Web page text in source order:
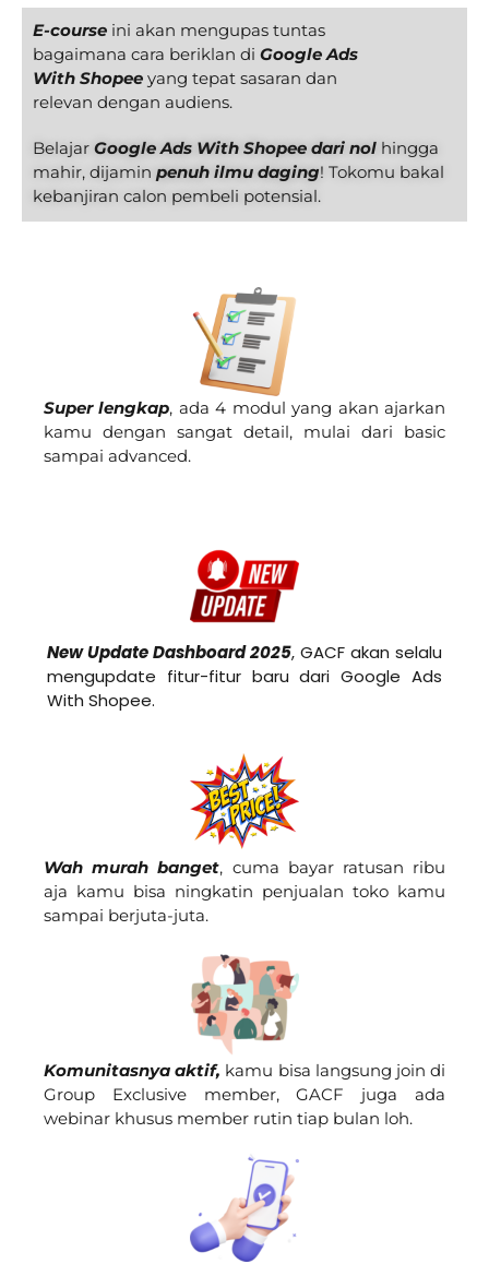
E-course ini akan mengupas tuntas
bagaimana cara beriklan di Google Ads
With Shopee yang tepat sasaran dan
relevan dengan audiens.
Belajar Google Ads With Shopee dari nol hingga
mahir, dijamin penuh ilmu daging! Tokomu bakal
kebanjiran calon pembeli potensial.
Super lengkap, ada 4 modul yang akan ajarkan
kamu dengan sangat detail, mulai dari basic
sampai advanced.
New Update Dashboard 2025, GACF akan selalu
mengupdate fitur-fitur baru dari Google Ads
With Shopee.
Wah murah banget, cuma bayar ratusan ribu
aja kamu bisa ningkatin penjualan toko kamu
sampai berjuta-juta.
Komunitasnya aktif, kamu bisa langsung join di
Group Exclusive member, GACF juga ada
webinar khusus member rutin tiap bulan loh.